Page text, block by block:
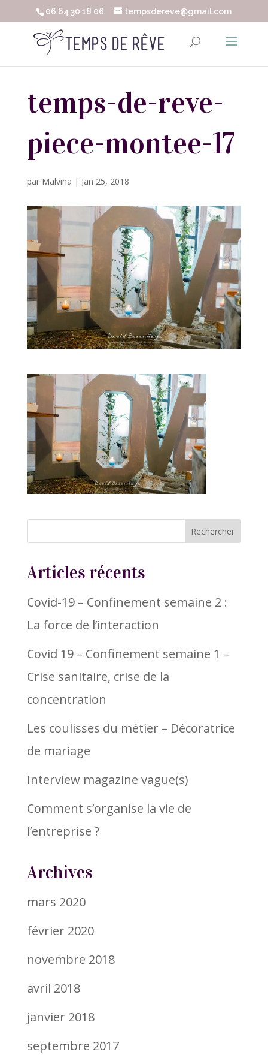
06 64 30 18 06 tempsdereve@gmail.com
temps-de-reve-
piece-montee-17
par Malvina | Jan 25, 2018
Articles récents
Covid-19 – Confinement semaine 2 :
La force de l’interaction
Covid 19 – Confinement semaine 1 –
Crise sanitaire, crise de la
concentration
Les coulisses du métier – Décoratrice
de mariage
Interview magazine vague(s)
Comment s’organise la vie de
l’entreprise ?
Archives
mars 2020
février 2020
novembre 2018
avril 2018
janvier 2018
septembre 2017